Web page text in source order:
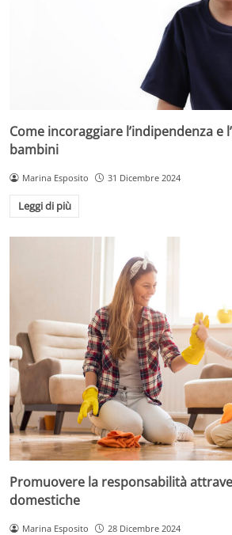
Come incoraggiare l’indipendenza e
bambini
Marina Esposito 31 Dicembre 2024
Leggi di più
Promuovere la responsabilità
domestiche
Marina Esposito 28 Dicembre 2024